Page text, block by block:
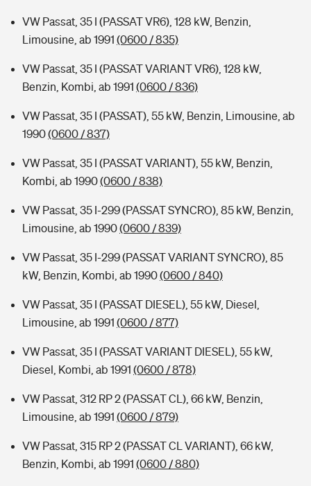
VW Passat, 35 I (PASSAT VR6), 128 kW, Benzin,
Limousine, ab 1991 (0600 / 835)
VW Passat, 35 I (PASSAT VARIANT VR6), 128 kW,
Benzin, Kombi, ab 1991 (0600 / 836)
VW Passat, 35 I (PASSAT), 55 kW, Benzin, Limousine, ab
1990(0600 / 837)
VW Passat, 35 I (PASSAT VARIANT), 55 kW, Benzin,
Kombi, ab 1990(0600 / 838)
VW Passat, 35 I-299 (PASSAT SYNCRO), 85 kW, Benzin,
Limousine, ab 1990(0600 / 839)
VW Passat, 35 I-299 (PASSAT VARIANT SYNCRO), 85
kW, Benzin, Kombi, ab 1990(0600 / 840)
VW Passat, 35 I (PASSAT DIESEL), 55 kW, Diesel,
Limousine, ab 1991 (0600 / 877)
VW Passat, 35 I (PASSAT VARIANT DIESEL), 55 kW,
Diesel, Kombi, ab 1991 (0600 / 878)
VW Passat, 312 RP 2 (PASSAT CL), 66 kW, Benzin,
Limousine, ab 1991 (0600 / 879)
VW Passat, 315 RP 2 (PASSAT CL VARIANT), 66 kW,
Benzin, Kombi, ab 1991 (0600 / 880)